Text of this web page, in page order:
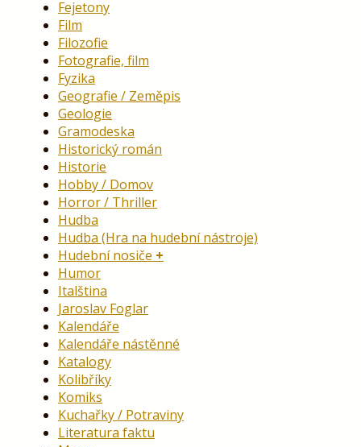
Fejetony
Film
Filozofie
Fotografie, film
Fyzika
Geografie / Zeměpis
Geologie
Gramodeska
Historický román
Historie
Hobby / Domov
Horror / Thriller
Hudba
Hudba (Hra na hudební nástroje)
Hudební nosiče
Humor
Italština
Jaroslav Foglar
Kalendáře
Kalendáře nástěnné
Katalogy
Kolibříky
Komiks
Kuchařky / Potraviny
Literatura faktu